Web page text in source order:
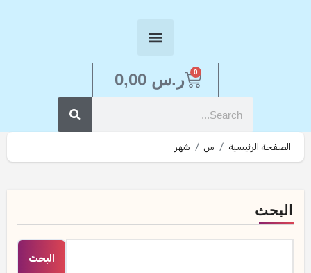
ر.س 0
الصفحة الرئيسية س شهر
البحث
البحث